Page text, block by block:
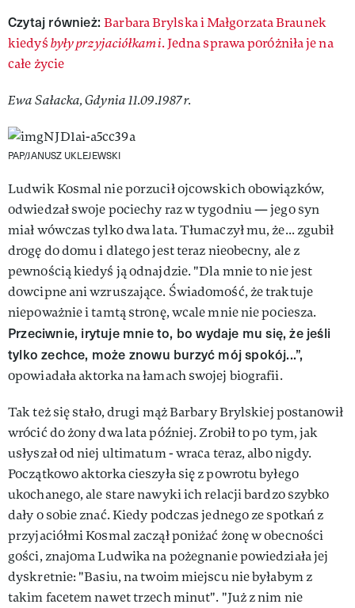
Czytaj również:Barbara Brylska i Małgorzata Braunek
kiedyśbyły przyjaciółkami. Jedna sprawa poróżniła je na
całe życie
Ewa Sałacka, Gdynia 11.09.1987 r.
PAP/JANUSZ UKLEJEWSKI
Ludwik Kosmal nie porzucił ojcowskich obowiązków,
odwiedzał swoje pociechy raz w tygodniu — jego syn
miał wówczas tylko dwa lata. Tłumaczył mu, że... zgubił
drogę do domu i dlatego jest teraz nieobecny, ale z
pewnością kiedyś ją odnajdzie. "Dla mnie to nie jest
dowcipne ani wzruszające. Świadomość, że traktuje
niepoważnie i tamtą stronę, wcale mnie nie pociesza.
Przeciwnie, irytuje mnie to, bo wydaje mu się, że jeśli
tylko zechce, może znowu burzyć mój spokój...”,
opowiadała aktorka na łamach swojej biografii.
Tak też się stało, drugi mąż Barbary Brylskiej postanowił
wrócić do żony dwa lata później. Zrobił to po tym, jak
usłyszał od niej ultimatum - wraca teraz, albo nigdy.
Początkowo aktorka cieszyła się z powrotu byłego
ukochanego, ale stare nawyki ich relacji bardzo szybko
dały o sobie znać. Kiedy podczas jednego ze spotkań z
przyjaciółmi Kosmal zaczął poniżać żonę w obecności
gości, znajoma Ludwika na pożegnanie powiedziała jej
dyskretnie: "Basiu, na twoim miejscu nie byłabym z
takim facetem nawet trzech minut". "Już z nim nie